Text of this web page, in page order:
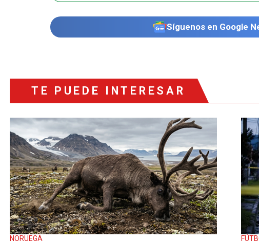
Síguenos en Google
TE PUEDE INTERESAR
NORUEGA